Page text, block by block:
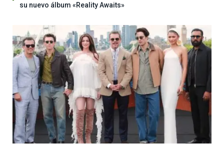
su nuevo álbum «Reality Awaits»